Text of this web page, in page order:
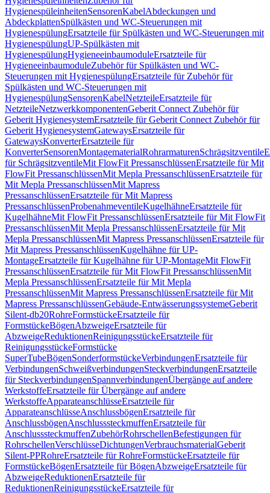
HygienespüleinheitenSensorenKabelAbdeckungen und
AbdeckplattenSpülkästen und WC-Steuerungen mit
HygienespülungErsatzteile für Spülkästen und WC-Steuerungen mit
HygienespülungUP-Spülkästen mit
HygienespülungHygieneeinbaumoduleErsatzteile für
HygieneeinbaumoduleZubehör für Spülkästen und WC-
Steuerungen mit HygienespülungErsatzteile für Zubehör für
Spülkästen und WC-Steuerungen mit
HygienespülungSensorenKabelNetzteileErsatzteile für
NetzteileNetzwerkkomponentenGeberit Connect Zubehör für
Geberit HygienesystemErsatzteile für Geberit Connect Zubehör für
Geberit HygienesystemGatewaysErsatzteile für
GatewaysKonverterErsatzteile für
KonverterSensorenMontagematerialRohrarmaturenSchrägsitzventile
für SchrägsitzventileMit FlowFit PressanschlüssenErsatzteile für Mit
FlowFit PressanschlüssenMit Mepla PressanschlüssenErsatzteile für
Mit Mepla PressanschlüssenMit Mapress
PressanschlüssenErsatzteile für Mit Mapress
PressanschlüssenProbenahmeventileKugelhähneErsatzteile für
KugelhähneMit FlowFit PressanschlüssenErsatzteile für Mit FlowFit
PressanschlüssenMit Mepla PressanschlüssenErsatzteile für Mit
Mepla PressanschlüssenMit Mapress PressanschlüssenErsatzteile für
Mit Mapress PressanschlüssenKugelhähne für UP-
MontageErsatzteile für Kugelhähne für UP-MontageMit FlowFit
PressanschlüssenErsatzteile für Mit FlowFit PressanschlüssenMit
Mepla PressanschlüssenErsatzteile für Mit Mepla
PressanschlüssenMit Mapress PressanschlüssenErsatzteile für Mit
Mapress PressanschlüssenGebäude-EntwässerungssystemeGeberit
Silent-db20RohreFormstückeErsatzteile für
FormstückeBögenAbzweigeErsatzteile für
AbzweigeReduktionenReinigungsstückeErsatzteile für
ReinigungsstückeFormstücke
SuperTubeBögenSonderformstückeVerbindungenErsatzteile für
VerbindungenSchweißverbindungenSteckverbindungenErsatzteile
für SteckverbindungenSpannverbindungenÜbergänge auf andere
WerkstoffeErsatzteile für Übergänge auf andere
WerkstoffeApparateanschlüsseErsatzteile für
ApparateanschlüsseAnschlussbögenErsatzteile für
AnschlussbögenAnschlusssteckmuffenErsatzteile für
AnschlusssteckmuffenZubehörRohrschellenBefestigungen für
RohrschellenVerschlüsseDichtungenVerbrauchsmaterialGeberit
Silent-PPRohreErsatzteile für RohreFormstückeErsatzteile für
FormstückeBögenErsatzteile für BögenAbzweigeErsatzteile für
AbzweigeReduktionenErsatzteile für
ReduktionenReinigungsstückeErsatzteile für